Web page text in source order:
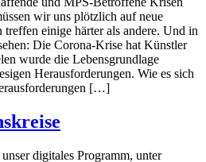
wir uns plötzlich auf neue
einige härter als andere. Und in
Die Corona-Krise hat Künstler
wurde die Lebensgrundlage
Herausforderungen. Wie es sich
[…]
digitales Programm, unter